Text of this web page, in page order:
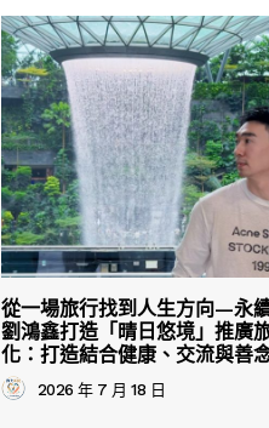
從一場旅行找到人生方向—永
劉鴻鑫打造「晴日悠境」推廣
化：打造結合健康、交流與善
2026 年 7 月 18 日